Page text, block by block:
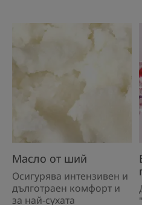
Масло от ший
Осигурява интензивен и
дълготраен комфорт и
за най-сухата